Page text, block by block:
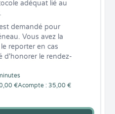
€Acompte : 35,00 €
demandé pour
Vous avez la
reporter en cas
d'honorer le rendez-
adéquat lié au